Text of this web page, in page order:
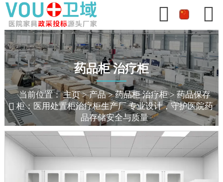
 
药品柜 治疗柜

当前位置：主页>产品>药品柜 治疗柜>药品保存
柜：医用处置柜治疗柜生产厂 专业设计，守护医院药
品存储安全与质量